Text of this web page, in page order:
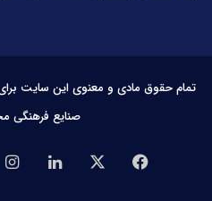
تمام حقوق مادی و معنوی این سایت
صنایع فرهنگی
فیس
لینکدین